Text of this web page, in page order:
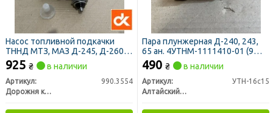
Насос топливной подкачки
ТННД МТЗ, МАЗ Д-245, Д-260
(насос MOTORPAL) (ДК)
925 ₴ в наличии
Артикул:
990.3554
Дорожня карта
Пара плунжерная Д-240, 243,
65 ан. 4УТНМ-1111410-01 (9
мм.) (пр-во АЗПИ)
490 ₴ в наличии
Артикул:
УТН-16с15
Алтайский завод прецизионных изделий (АЗПИ)